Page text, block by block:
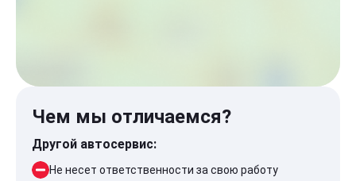
Чем мы отличаемся?
Другой автосервис:
Не несет ответственности за свою работу